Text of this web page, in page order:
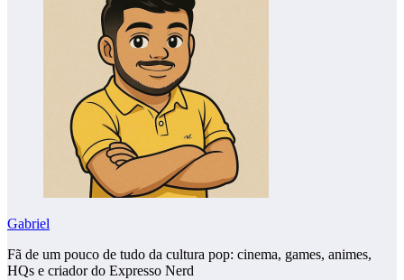
Gabriel
Fã de um pouco de tudo da cultura pop: cinema, games, animes,
HQs e criador do Expresso Nerd